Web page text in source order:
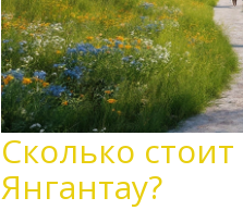
Сколько
Янгантау?